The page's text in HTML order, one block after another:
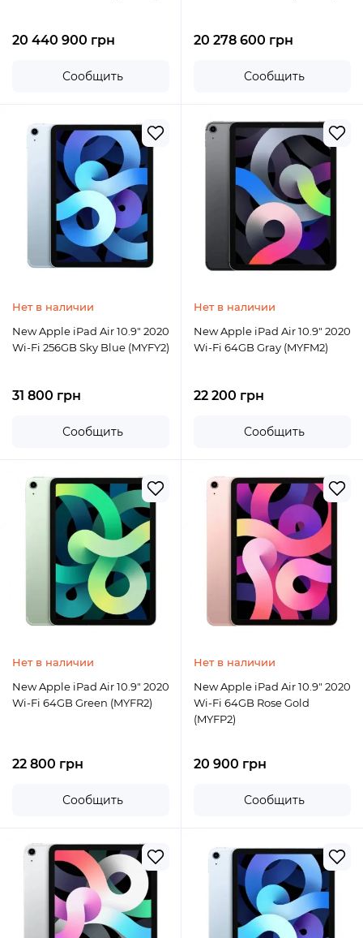
20 440 900 грн
Сообщить
20 278 600 грн
Сообщить
Нет в наличии
New Apple iPad Air 10.9" 2020
Wi-Fi 256GB Sky Blue (MYFY2)
31 800 грн
Сообщить
Нет в наличии
New Apple iPad Air 10.9" 2020
Wi-Fi 64GB Gray (MYFM2)
22 200 грн
Сообщить
Нет в наличии
New Apple iPad Air 10.9" 2020
Wi-Fi 64GB Green (MYFR2)
22 800 грн
Сообщить
Нет в наличии
New Apple iPad Air 10.9" 2020
Wi-Fi 64GB Rose Gold
(MYFP2)
20 900 грн
Сообщить